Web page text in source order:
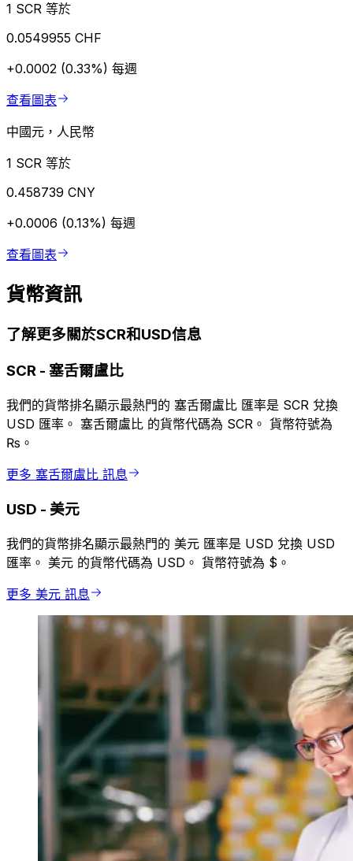
1 SCR 等於
0.0549955 CHF
+0.0002 (0.33%) 每週
查看圖表
中國元，人民幣
1 SCR 等於
0.458739 CNY
+0.0006 (0.13%) 每週
查看圖表
貨幣資訊
了解更多關於SCR和USD信息
SCR - 塞舌爾盧比
我們的貨幣排名顯示最熱門的 塞舌爾盧比 匯率是 SCR 兌換
USD 匯率。 塞舌爾盧比 的貨幣代碼為 SCR。 貨幣符號為
₨。
更多 塞舌爾盧比 訊息
USD - 美元
我們的貨幣排名顯示最熱門的 美元 匯率是 USD 兌換 USD
匯率。 美元 的貨幣代碼為 USD。 貨幣符號為 $。
更多 美元 訊息